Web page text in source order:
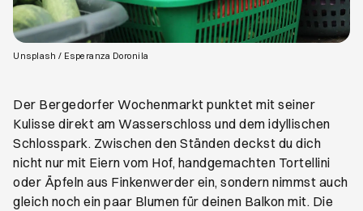
Unsplash / Esperanza Doronila
Der Bergedorfer Wochenmarkt punktet mit seiner
Kulisse direkt am Wasserschloss und dem idyllischen
Schlosspark. Zwischen den Ständen deckst du dich
nicht nur mit Eiern vom Hof, handgemachten Tortellini
oder Äpfeln aus Finkenwerder ein, sondern nimmst auch
gleich noch ein paar Blumen für deinen Balkon mit. Die